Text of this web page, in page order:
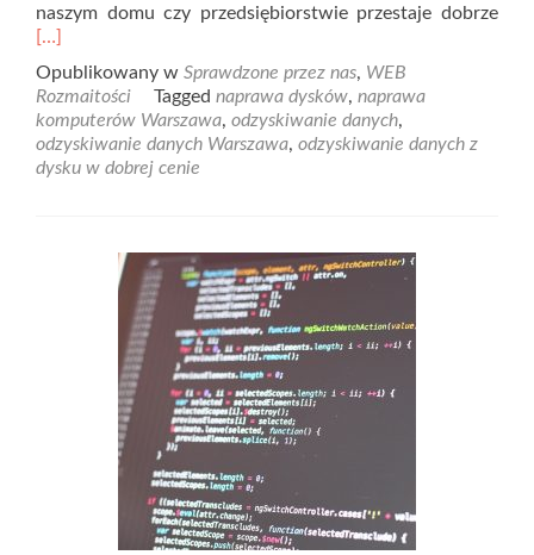
naszym domu czy przedsiębiorstwie przestaje dobrze
[…]
Opublikowany w Sprawdzone przez nas, WEB
Rozmaitości
Tagged naprawa dysków, naprawa
komputerów Warszawa, odzyskiwanie danych,
odzyskiwanie danych Warszawa, odzyskiwanie danych z
dysku w dobrej cenie